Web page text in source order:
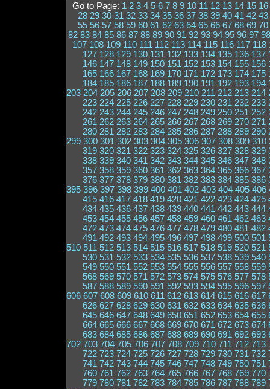
Go to Page: 1 2 3 4 5 6 7 8 9 10 11 12 13 14 15 16
28 29 30 31 32 33 34 35 36 37 38 39 40 41 42 43
55 56 57 58 59 60 61 62 63 64 65 66 67 68 69 70
82 83 84 85 86 87 88 89 90 91 92 93 94 95 96 97 98
107 108 109 110 111 112 113 114 115 116 117 118
127 128 129 130 131 132 133 134 135 136 137
146 147 148 149 150 151 152 153 154 155 156
165 166 167 168 169 170 171 172 173 174 175
184 185 186 187 188 189 190 191 192 193 194
203 204 205 206 207 208 209 210 211 212 213 214
223 224 225 226 227 228 229 230 231 232 233
242 243 244 245 246 247 248 249 250 251 252
261 262 263 264 265 266 267 268 269 270 271
280 281 282 283 284 285 286 287 288 289 290
299 300 301 302 303 304 305 306 307 308 309 310
319 320 321 322 323 324 325 326 327 328 329
338 339 340 341 342 343 344 345 346 347 348
357 358 359 360 361 362 363 364 365 366 367
376 377 378 379 380 381 382 383 384 385 386
395 396 397 398 399 400 401 402 403 404 405 406
415 416 417 418 419 420 421 422 423 424 425
434 435 436 437 438 439 440 441 442 443 444
453 454 455 456 457 458 459 460 461 462 463
472 473 474 475 476 477 478 479 480 481 482
491 492 493 494 495 496 497 498 499 500 501
510 511 512 513 514 515 516 517 518 519 520 521
530 531 532 533 534 535 536 537 538 539 540
549 550 551 552 553 554 555 556 557 558 559
568 569 570 571 572 573 574 575 576 577 578
587 588 589 590 591 592 593 594 595 596 597
606 607 608 609 610 611 612 613 614 615 616 617
626 627 628 629 630 631 632 633 634 635 636
645 646 647 648 649 650 651 652 653 654 655
664 665 666 667 668 669 670 671 672 673 674
683 684 685 686 687 688 689 690 691 692 693
702 703 704 705 706 707 708 709 710 711 712 713
722 723 724 725 726 727 728 729 730 731 732
741 742 743 744 745 746 747 748 749 750 751
760 761 762 763 764 765 766 767 768 769 770
779 780 781 782 783 784 785 786 787 788 789